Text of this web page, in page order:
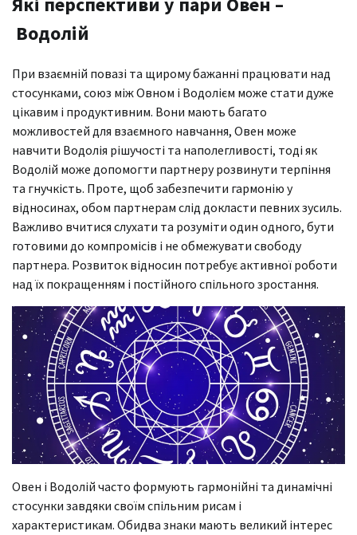
Водолій
При взаємній повазі та щирому бажанні працювати над
стосунками, союз між Овном і Водолієм може стати дуже
цікавим і продуктивним. Вони мають багато
можливостей для взаємного навчання, Овен може
навчити Водолія рішучості та наполегливості, тоді як
Водолій може допомогти партнеру розвинути терпіння
та гнучкість. Проте, щоб забезпечити гармонію у
відносинах, обом партнерам слід докласти певних зусиль.
Важливо вчитися слухати та розуміти один одного, бути
готовими до компромісів і не обмежувати свободу
партнера. Розвиток відносин потребує активної роботи
над їх покращенням і постійного спільного зростання.
Овен і Водолій часто формують гармонійні та динамічні
стосунки завдяки своїм спільним рисам і
характеристикам. Обидва знаки мають великий інтерес